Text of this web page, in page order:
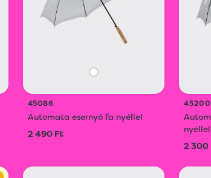
45086
Automata esernyő fa nyéllel
2 490 Ft
45200
nyéllel
2 300